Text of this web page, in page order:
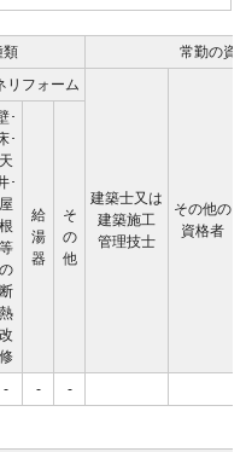
類 常勤の資
リフォーム
建築士又は
建築施工
管理技士
その他の
資格者
･
･
天
･
屋
根
等
の
断
熱
改
修
給
湯
器
そ
の
他
- - -